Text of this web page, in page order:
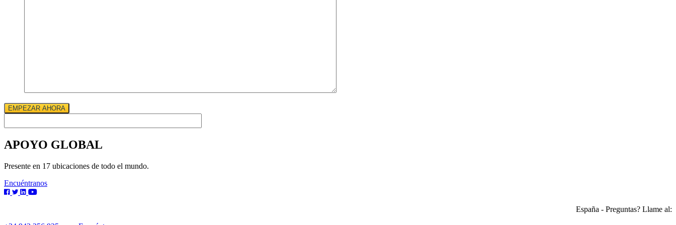
EMPEZAR AHORA
APOYO GLOBAL
Presente en 17 ubicaciones de todo el mundo.
Encuéntranos
España - Preguntas? Llame al: